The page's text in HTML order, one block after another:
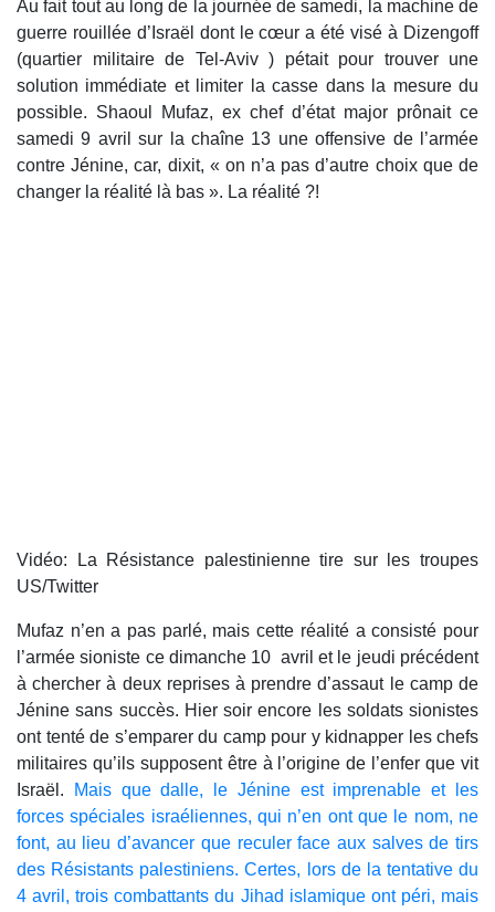
Au fait tout au long de la journée de samedi, la machine de
guerre rouillée d’Israël dont le cœur a été visé à Dizengoff
(quartier militaire de Tel-Aviv ) pétait pour trouver une
solution immédiate et limiter la casse dans la mesure du
possible. Shaoul Mufaz, ex chef d’état major prônait ce
samedi 9 avril sur la chaîne 13 une offensive de l’armée
contre Jénine, car, dixit, « on n’a pas d’autre choix que de
changer la réalité là bas ». La réalité ?!
Vidéo: La Résistance palestinienne tire sur les troupes
US/Twitter
Mufaz n’en a pas parlé, mais cette réalité a consisté pour
l’armée sioniste ce dimanche 10 avril et le jeudi précédent
à chercher à deux reprises à prendre d’assaut le camp de
Jénine sans succès. Hier soir encore les soldats sionistes
ont tenté de s’emparer du camp pour y kidnapper les chefs
militaires qu’ils supposent être à l’origine de l’enfer que vit
Israël.
Mais que dalle, le Jénine est imprenable et les
forces spéciales israéliennes, qui n’en ont que le nom, ne
font, au lieu d’avancer que reculer face aux salves de tirs
des Résistants palestiniens. Certes, lors de la tentative du
4 avril, trois combattants du Jihad islamique ont péri, mais